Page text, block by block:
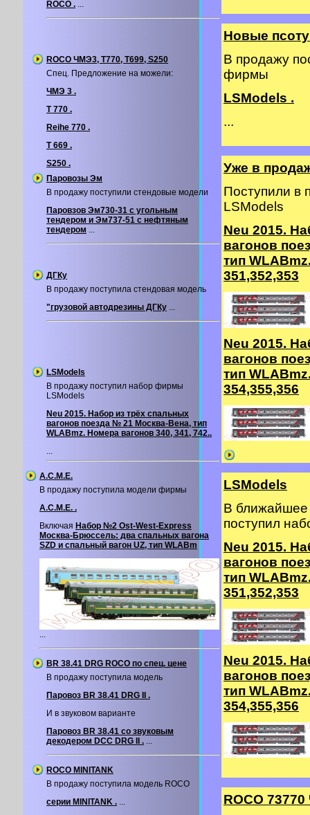
ROCO . ...
ROCO ЧМЭ3, T770, T699, S250
Спец. Предложение на можели:
ЧМЭ 3 .
T 770 .
Reihe 770 .
T 669 .
S250 .
Паровозы Эм
В продажу поступили стендовые модели
Паровзов Эм730-31 с угольным
тендером и Эм737-51 с нефтяным
тендером ...
ДГКу
В продажу поступила стендовая модель
"грузовой автодрезины ДГКу ...
LSModels
В продажу поступил набор фирмы
LSModels
Neu 2015. Набор из трёх спальных
вагонов поезда № 21 Москва-Вена, тип
WLABmz. Номера вагонов 340, 341, 742..
...
A.C.M.E.
В продажу поступила модели фирмы
A.C.M.E. .
Включая Набор №2 Ost-West-Express
Москва-Брюссель: два спальных вагона
SZD и спальный вагон UZ, тип WLABm
...
BR 38.41 DRG ROCO по спец. цене
В продажу поступила модель
Паровоз BR 38.41 DRG II .
И в звуковом варианте
Паровоз BR 38.41 со звуковым
декодером DCC DRG II . ...
ROCO MINITANK
В продажу поступила модель ROCO
серии MINITANK . ...
Новые
В продажу
фирмы
LSModels .
...
Уже в
Поступили
LSModels
Neu 2015.
вагонов
тип
351,352,353
Neu 2015.
вагонов
тип
354,355,356
LSModels
В ближайшее
поступил
Neu 2015.
вагонов
тип
351,352,353
Neu 2015.
вагонов
тип
354,355,356
ROCO